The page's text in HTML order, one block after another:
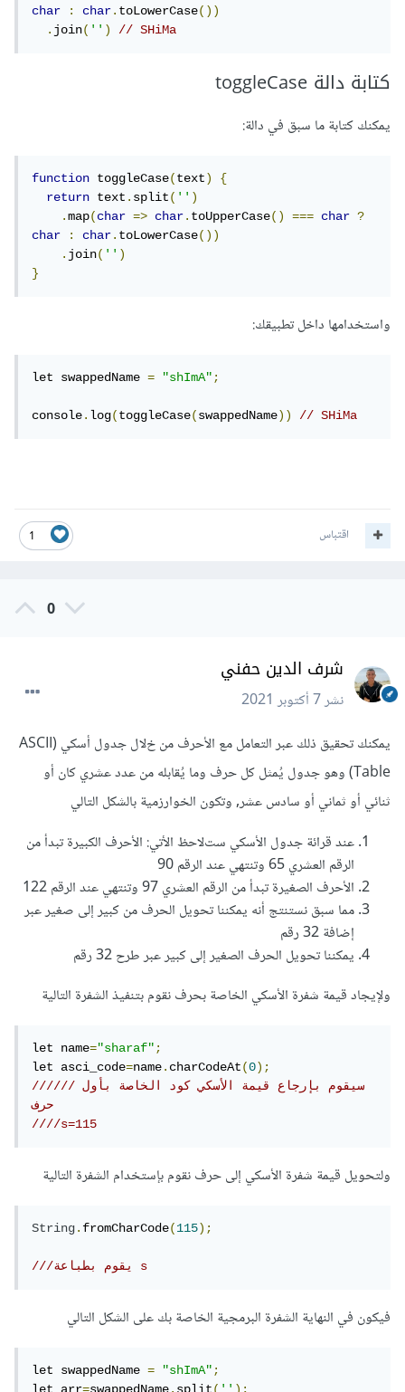
char
: char.toLowerCase())
.join('') // SHiMa
كتابة دالة toggleCase
يمكنك كتابة ما سبق في دالة:
function toggleCase(text)
{
return text.split('')
.map(char => char.toUpperCase() === char
?
char
: char.toLowerCase())
.join('')
}
واستخدامها داخل تطبيقك:
let swappedName = "shImA";
console.log(toggleCase(swappedName)) // SHiMa
1 اقتباس
0
شرف الدين حفني
نشر7 أكتوبر 2021
يمكنك تحقيق ذلك عبر التعامل مع الأحرف من خﻻل جدول أسكي (ASCII
Table) وهو جدول يُمثل كل حرف وما يُقابله من عدد عشري كان أو
ثنائي أو ثماني أو سادس عشر, وتكون الخوارزمية بالشكل التالي
عند قرائة جدول الأسكي ستﻻحظ الأتي: الأحرف الكبيرة تبدأ من
الرقم العشري 65 وتنتهي عند الرقم 90
الأحرف الصغيرة تبدأ من الرقم العشري 97 وتنتهي عند الرقم 122
مما سبق نستنتج أنه يمكننا تحويل الحرف من كبير إلى صغير عبر
إضافة 32 رقم
يمكننا تحويل الحرف الصغير إلى كبير عبر طرح 32 رقم
ولإيجاد قيمة شفرة الأسكي الخاصة بحرف نقوم بتنفيذ الشفرة التالية
let name="sharaf";
let asci_code=name.charCodeAt(0);
//////سيقوم بإرجاع قيمة الأسكي كود الخاصة بأول
////s=115
ولتحويل قيمة شفرة الأسكي إلى حرف نقوم بإستخدام الشفرة التالية
String.fromCharCode(115);
///يقوم بطباعة s
فيكون في النهاية الشفرة البرمجية الخاصة بك على الشكل التالي
let swappedName = "shImA";